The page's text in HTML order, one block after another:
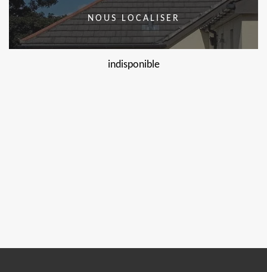
NOUS LOCALISER
indisponible